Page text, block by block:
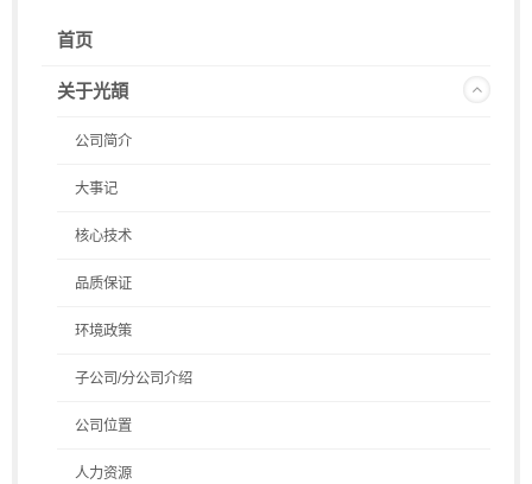
首页
关于光頡
公司简介
大事记
核心技术
品质保证
环境政策
子公司/分公司介绍
公司位置
人力资源